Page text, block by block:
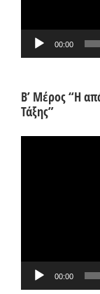
00:00
Β’ Μέρος “Η
Τάξης”
00:00